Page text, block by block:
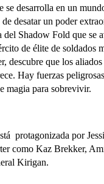
se desarrolla en un
desatar un poder
del Shadow Fold que se
de élite de soldados
descubre que los
Hay fuerzas
magia para sobrevivir.
protagonizada por
como Kaz Brekker,
Kirigan.